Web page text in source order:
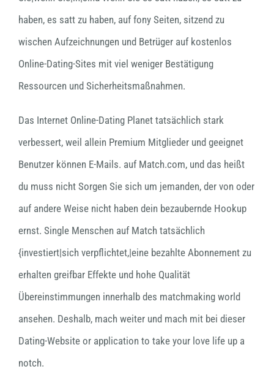
haben, es satt zu haben, auf fony Seiten, sitzend zu
wischen Aufzeichnungen und Betrüger auf kostenlos
Online-Dating-Sites mit viel weniger Bestätigung
Ressourcen und Sicherheitsmaßnahmen.
Das Internet Online-Dating Planet tatsächlich stark
verbessert, weil allein Premium Mitglieder und geeignet
Benutzer können E-Mails. auf Match.com, und das heißt
du muss nicht Sorgen Sie sich um jemanden, der von oder
auf andere Weise nicht haben dein bezaubernde Hookup
ernst. Single Menschen auf Match tatsächlich
{investiert|sich verpflichtet,|eine bezahlte Abonnement zu
erhalten greifbar Effekte und hohe Qualität
Übereinstimmungen innerhalb des matchmaking world
ansehen. Deshalb, mach weiter und mach mit bei dieser
Dating-Website or application to take your love life up a
notch.